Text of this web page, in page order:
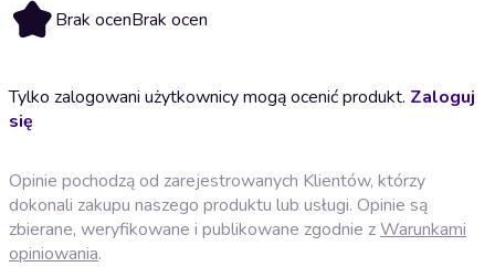
Brak ocenBrak ocen
Tylko zalogowani użytkownicy mogą ocenić produkt. Zaloguj
się
Opinie pochodzą od zarejestrowanych Klientów, którzy
dokonali zakupu naszego produktu lub usługi. Opinie są
zbierane, weryfikowane i publikowane zgodnie zWarunkami
opiniowania.